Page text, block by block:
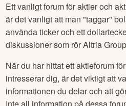
Ett vanligt forum för aktier och
är det vanligt att man "taggar"
använda ticker och ett
diskussioner som rörAltria Group
När du har hittat ett aktieforum
intresserar dig, är det viktigt att
informationen du delar och att